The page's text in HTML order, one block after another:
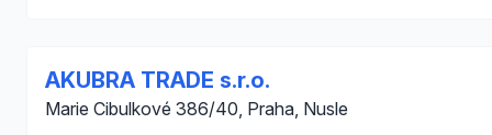
AKUBRA TRADE s.r.o.
Marie Cibulkové 386/40, Praha, Nusle